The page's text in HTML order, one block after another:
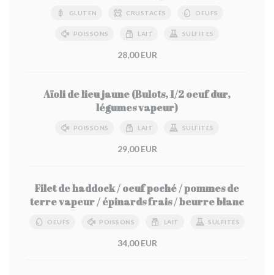
GLUTEN CRUSTACÉS OEUFS
POISSONS LAIT SULFITES
28,00 EUR
Aïoli de lieu jaune (Bulots, 1/2 oeuf dur,
légumes vapeur)
POISSONS LAIT SULFITES
29,00 EUR
Filet de haddock / oeuf poché / pommes de
terre vapeur / épinards frais / beurre blanc
OEUFS POISSONS LAIT SULFITES
34,00 EUR